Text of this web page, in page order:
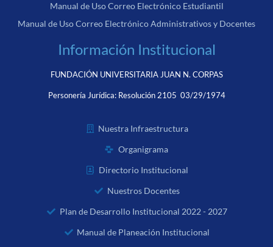
Manual de Uso Correo Electrónico Estudiantil
Manual de Uso Correo Electrónico Administrativos y Docentes
Información Institucional
FUNDACIÓN UNIVERSITARIA JUAN N. CORPAS
Personería Jurídica: Resolución 2105 03/29/1974
Nuestra Infraestructura
Organigrama
Directorio Institucional
Nuestros Docentes
Plan de Desarrollo Institucional 2022 - 2027
Manual de Planeación Institucional